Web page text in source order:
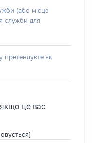
(або місце
служби для
претендуєте як
якщо це вас